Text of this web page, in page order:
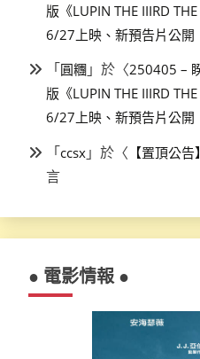
版《LUPIN THE IIIRD
6/27上映、新預告片公開
「圓糰 」於〈250405 –
版《LUPIN THE IIIRD
6/27上映、新預告片公開
「ccsx 」於〈 【置頂公
言
● 電影情報 ●